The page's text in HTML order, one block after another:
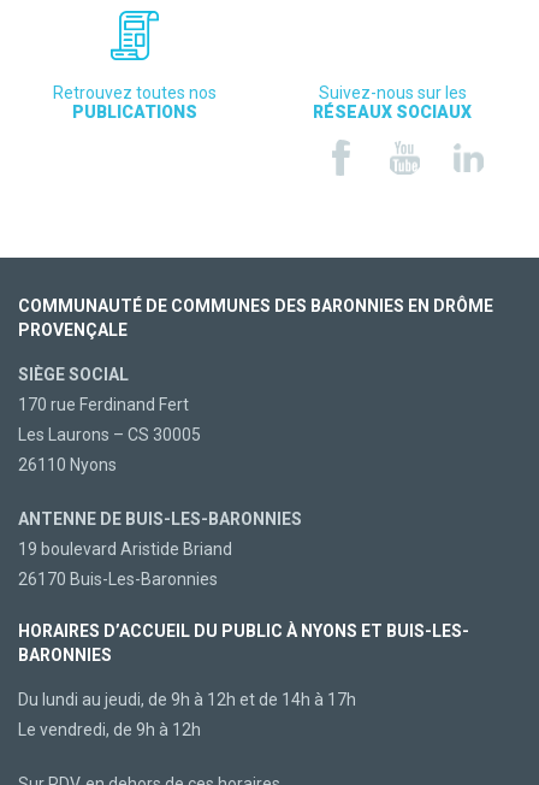
Retrouvez toutes nos
PUBLICATIONS
Suivez-nous sur les
RÉSEAUX SOCIAUX
COMMUNAUTÉ DE COMMUNES DES BARONNIES EN DRÔME
PROVENÇALE
SIÈGE SOCIAL
170 rue Ferdinand Fert
Les Laurons – CS 30005
26110 Nyons
ANTENNE DE BUIS-LES-BARONNIES
19 boulevard Aristide Briand
26170 Buis-Les-Baronnies
HORAIRES D’ACCUEIL DU PUBLIC À NYONS ET BUIS-LES-
BARONNIES
Du lundi au jeudi, de 9h à 12h et de 14h à 17h
Le vendredi, de 9h à 12h